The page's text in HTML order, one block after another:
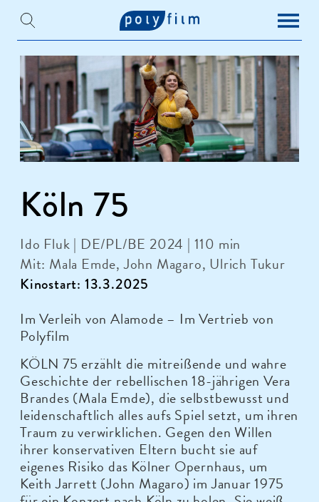
Köln 75
Ido Fluk | DE/PL/BE 2024 | 110 min
Mit: Mala Emde, John Magaro, Ulrich Tukur
Kinostart: 13.3.2025
Im Verleih von Alamode – Im Vertrieb von
Polyfilm
KÖLN 75 erzählt die mitreißende und wahre
Geschichte der rebellischen 18-jährigen Vera
Brandes (Mala Emde), die selbstbewusst und
leidenschaftlich alles aufs Spiel setzt, um ihren
Traum zu verwirklichen. Gegen den Willen
ihrer konservativen Eltern bucht sie auf
eigenes Risiko das Kölner Opernhaus, um
Keith Jarrett (John Magaro) im Januar 1975